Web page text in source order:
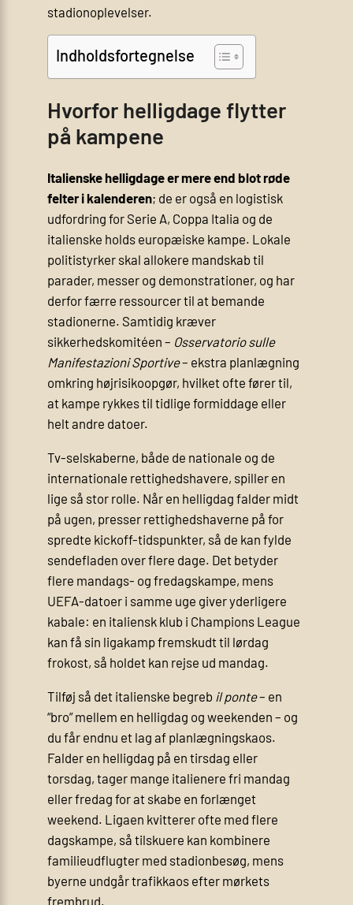
stadionoplevelser.
Indholdsfortegnelse
Hvorfor helligdage flytter
på kampene
Italienske helligdage er mere end blot røde
felter i kalenderen; de er også en logistisk
udfordring for Serie A, Coppa Italia og de
italienske holds europæiske kampe. Lokale
politistyrker skal allokere mandskab til
parader, messer og demonstrationer, og har
derfor færre ressourcer til at bemande
stadionerne. Samtidig kræver
sikkerhedskomitéen – Osservatorio sulle
Manifestazioni Sportive– ekstra planlægning
omkring højrisikoopgør, hvilket ofte fører til,
at kampe rykkes til tidlige formiddage eller
helt andre datoer.
Tv-selskaberne, både de nationale og de
internationale rettighedshavere, spiller en
lige så stor rolle. Når en helligdag falder midt
på ugen, presser rettighedshaverne på for
spredte kickoff-tidspunkter, så de kan fylde
sendefladen over flere dage. Det betyder
flere mandags- og fredagskampe, mens
UEFA-datoer i samme uge giver yderligere
kabale: en italiensk klub i Champions League
kan få sin ligakamp fremskudt til lørdag
frokost, så holdet kan rejse ud mandag.
Tilføj så det italienske begreb il ponte– en
“bro” mellem en helligdag og weekenden – og
du får endnu et lag af planlægningskaos.
Falder en helligdag på en tirsdag eller
torsdag, tager mange italienere fri mandag
eller fredag for at skabe en forlænget
weekend. Ligaen kvitterer ofte med flere
dagskampe, så tilskuere kan kombinere
familieudflugter med stadionbesøg, mens
byerne undgår trafikkaos efter mørkets
frembrud.